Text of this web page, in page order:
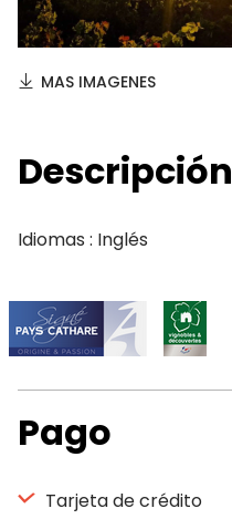
MAS IMAGENES
Descripción
Idiomas : Inglés
Pago
Tarjeta de crédito